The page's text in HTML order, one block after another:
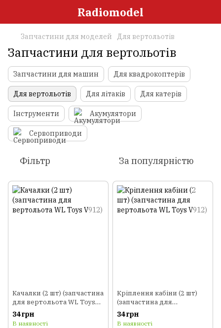
Radiomodel
Запчастини для моделей Для вертольотів
Запчастини для вертольотів
Запчастини для машин Для квадрокоптерів
Для вертольотів Для літаків Для катерів
Інструменти Акумулятори
Сервоприводи
Фільтр За популярністю
Качалки (2 шт) (запчастина
для вертольота WL Toys
V912)
34 грн
В наявності
Кріплення кабіни (2 шт)
(запчастина для
вертольота WL Toys V912)
34 грн
В наявності